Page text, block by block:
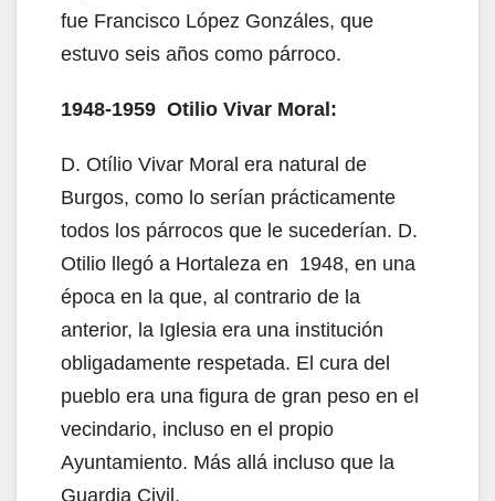
fue Francisco López Gonzáles, que
estuvo seis años como párroco.
1948-1959 Otilio Vivar Moral:
D. Otílio Vivar Moral era natural de
Burgos, como lo serían prácticamente
todos los párrocos que le sucederían. D.
Otilio llegó a Hortaleza en 1948, en una
época en la que, al contrario de la
anterior, la Iglesia era una institución
obligadamente respetada. El cura del
pueblo era una figura de gran peso en el
vecindario, incluso en el propio
Ayuntamiento. Más allá incluso que la
Guardia Civil.